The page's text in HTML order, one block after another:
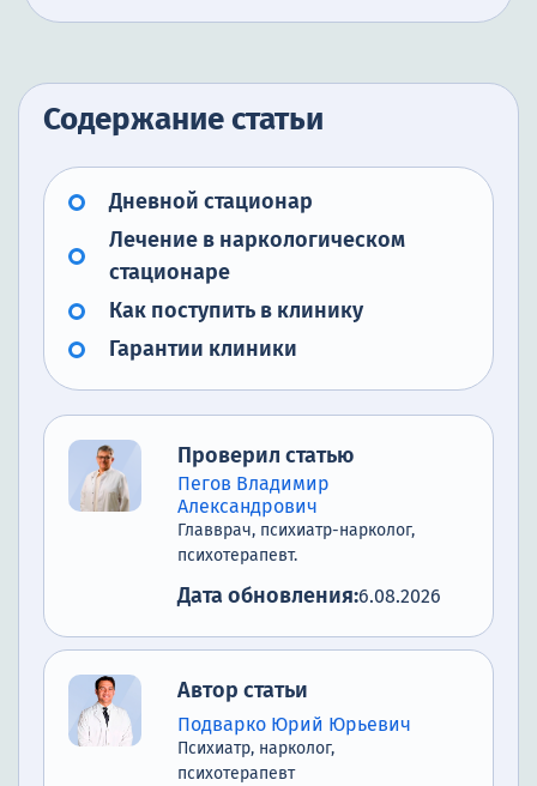
Содержание статьи
Дневной стационар
Лечение в наркологическом
стационаре
Как поступить в клинику
Гарантии клиники
Проверил статью
Пегов Владимир
Александрович
Главврач, психиатр-нарколог,
психотерапевт.
Дата обновления:6.08.2026
Автор статьи
Подварко Юрий Юрьевич
Психиатр, нарколог,
психотерапевт